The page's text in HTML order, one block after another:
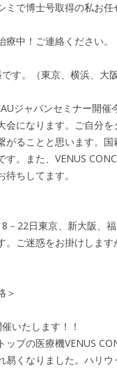
ミで博士号取得の私お任
中！ご連絡ください。
す。（東京、横浜、大
ジャパンセミナー開催
会になります。ご自分
がることと思います。国
す。また、VENUS
ちしてます。
－22日東京、新大阪、
。ご迷惑をお掛けしま
＞
いたします！！
ップの医療機VENUS
易くなりました。ハリウ